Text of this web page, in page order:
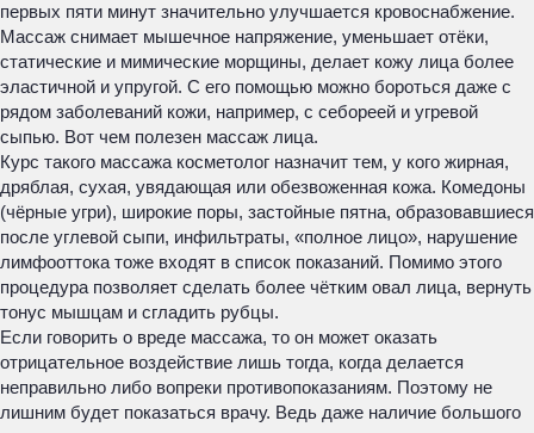
первых пяти минут значительно улучшается кровоснабжение.
Массаж снимает мышечное напряжение, уменьшает отёки,
статические и мимические морщины, делает кожу лица более
эластичной и упругой. С его помощью можно бороться даже с
рядом заболеваний кожи, например, с себореей и угревой
сыпью. Вот чем полезен массаж лица.
Курс такого массажа косметолог назначит тем, у кого жирная,
дряблая, сухая, увядающая или обезвоженная кожа. Комедоны
(чёрные угри), широкие поры, застойные пятна, образовавшиеся
после углевой сыпи, инфильтраты, «полное лицо», нарушение
лимфооттока тоже входят в список показаний. Помимо этого
процедура позволяет сделать более чётким овал лица, вернуть
тонус мышцам и сгладить рубцы.
Если говорить о вреде массажа, то он может оказать
отрицательное воздействие лишь тогда, когда делается
неправильно либо вопреки противопоказаниям. Поэтому не
лишним будет показаться врачу. Ведь даже наличие большого